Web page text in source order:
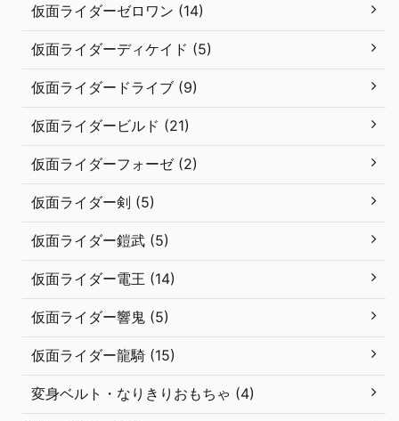
仮面ライダーゼロワン (14)
仮面ライダーディケイド (5)
仮面ライダードライブ (9)
仮面ライダービルド (21)
仮面ライダーフォーゼ (2)
仮面ライダー剣 (5)
仮面ライダー鎧武 (5)
仮面ライダー電王 (14)
仮面ライダー響鬼 (5)
仮面ライダー龍騎 (15)
変身ベルト・なりきりおもちゃ (4)